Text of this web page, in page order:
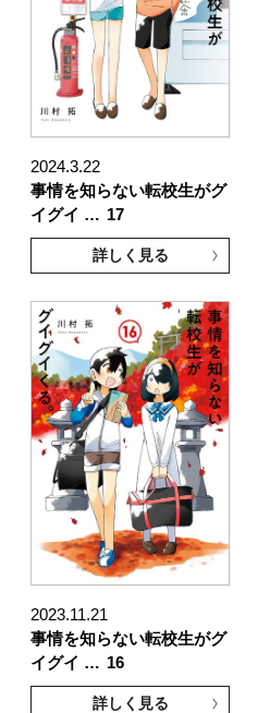
2024.3.22
事情を知らない転校生がグ
イグイ … 17
詳しく見る
2023.11.21
事情を知らない転校生がグ
イグイ … 16
詳しく見る